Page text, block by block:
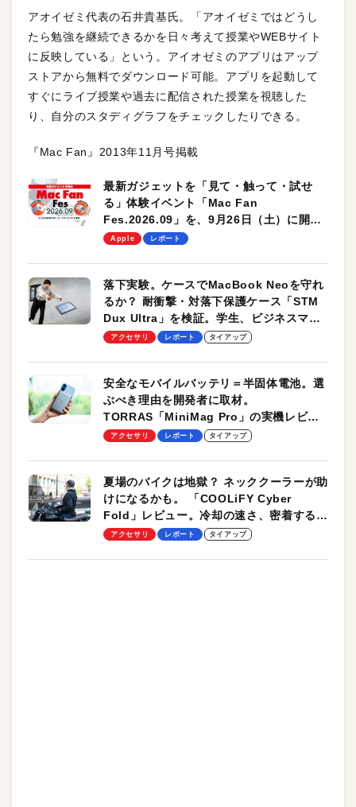
アオイゼミ代表の石井貴基氏。「アオイゼミではどうし
たら勉強を継続できるかを日々考えて授業やWEBサイト
に反映している」という。アイオゼミのアプリはアップ
ストアから無料でダウンロード可能。アプリを起動して
すぐにライブ授業や過去に配信された授業を視聴した
り、自分のスタディグラフをチェックしたりできる。
『Mac Fan』2013年11月号掲載
最新ガジェットを「見て・触って・試せ
る」体験イベント「Mac Fan
Fes.2026.09」を、9月26日（土）に開催
します！
Apple レポート
落下実験。ケースでMacBook Neoを守れ
るか？ 耐衝撃・対落下保護ケース「STM
Dux Ultra」を検証。学生、ビジネスマン
のモバイルユースに最適！
アクセサリ レポート タイアップ
安全なモバイルバッテリ＝半固体電池。選
ぶべき理由を開発者に取材。
TORRAS「MiniMag Pro」の実機レビュ
ーも
アクセサリ レポート タイアップ
夏場のバイクは地獄？ ネッククーラーが助
けになるかも。 「COOLiFY Cyber
Fold」レビュー。冷却の速さ、密着する冷
却プレート、シンプルな操作性がグッド！
アクセサリ レポート タイアップ